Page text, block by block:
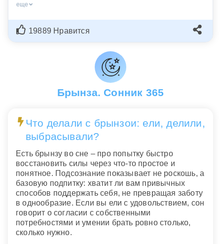
еще
19889 Нравится
Брынза. Сонник 365
Что делали с брынзои: ели, делили,
выбрасывали?
Есть брынзу во сне – про попытку быстро
восстановить силы через что-то простое и
понятное. Подсознание показывает не роскошь, а
базовую подпитку: хватит ли вам привычных
способов поддержать себя, не превращая заботу
в однообразие. Если вы ели с удовольствием, сон
говорит о согласии с собственными
потребностями и умении брать ровно столько,
сколько нужно.